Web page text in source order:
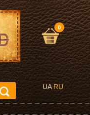
0
UA RU